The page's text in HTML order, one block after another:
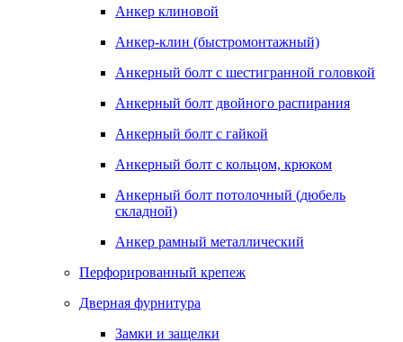
Анкер клиновой
Анкер-клин (быстромонтажный)
Анкерный болт с шестигранной головкой
Анкерный болт двойного распирания
Анкерный болт с гайкой
Анкерный болт с кольцом, крюком
Анкерный болт потолочный (дюбель
складной)
Анкер рамный металлический
Перфорированный крепеж
Дверная фурнитура
Замки и защелки